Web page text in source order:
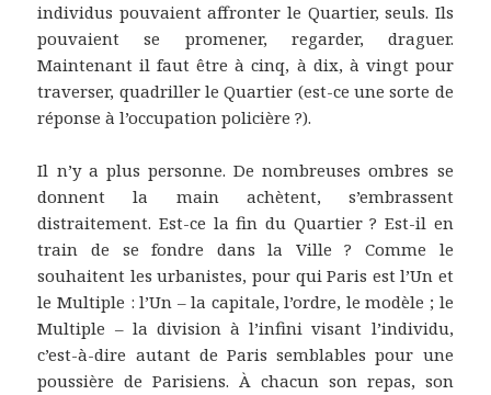
individus pouvaient affronter le Quartier, seuls. Ils
pouvaient se promener, regarder, draguer.
Maintenant il faut être à cinq, à dix, à vingt pour
traverser, quadriller le Quartier (est-ce une sorte de
réponse à l’occupation policière ?).
Il n’y a plus personne. De nombreuses ombres se
donnent la main achètent, s’embrassent
distraitement. Est-ce la fin du Quartier ? Est-il en
train de se fondre dans la Ville ? Comme le
souhaitent les urbanistes, pour qui Paris est l’Un et
le Multiple : l’Un – la capitale, l’ordre, le modèle ; le
Multiple – la division à l’infini visant l’individu,
c’est-à-dire autant de Paris semblables pour une
poussière de Parisiens. À chacun son repas, son